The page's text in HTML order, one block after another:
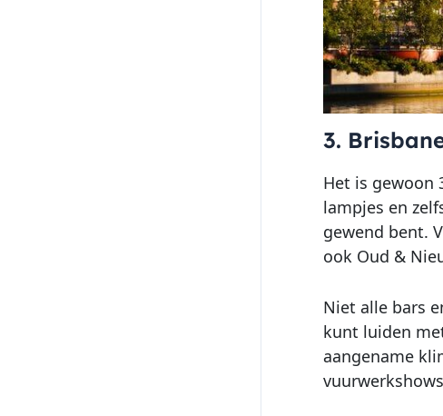
3.
Het is gewoon
lampjes en
gewend bent.
ook Oud &
Niet alle bars
kunt luiden
aangename